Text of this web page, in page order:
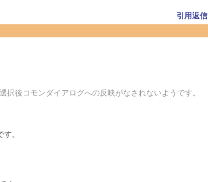
引用返信
択後コモンダイアログへの反映がなされないようです。
。